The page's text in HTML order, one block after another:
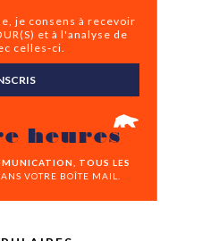
je consens à recevoir
et à l'analyse de
celles-ci.
heures
TOUS LES
VOTRE BOÎTE MAIL.